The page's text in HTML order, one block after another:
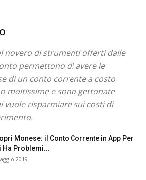
novero di strumenti offerti dalle
permettono di avere le
di un conto corrente a costo
moltissime e sono gettonate
vuole risparmiare sui costi di
Monese: il Conto Corrente in App Per
Ha Problemi...
2019